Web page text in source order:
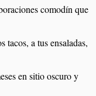
comodín que
tacos, a tus ensaladas,
en sitio oscuro y